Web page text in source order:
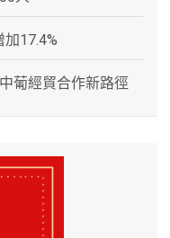
17.4%
葡經貿合作新路徑